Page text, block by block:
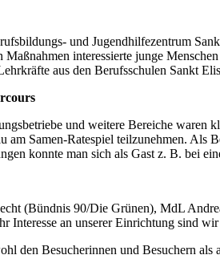
und Jugendhilfezentrum
interessierte junge
aus den Berufsschulen Sankt
und weitere Bereiche
am Samen-Ratespiel teilzunehmen.
konnte man sich als Gast z. B. bei
(Bündnis 90/Die Grünen), MdL
Interesse an unserer Einrichtung sind wir
den Besucherinnen und Besuchern